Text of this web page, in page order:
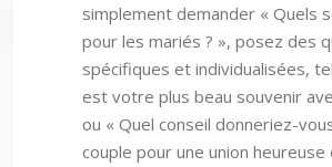
simplement demander « Quels
pour les mariés ? », posez des
spécifiques et individualisées,
est votre plus beau souvenir
ou « Quel conseil donneriez-
couple pour une union heureuse